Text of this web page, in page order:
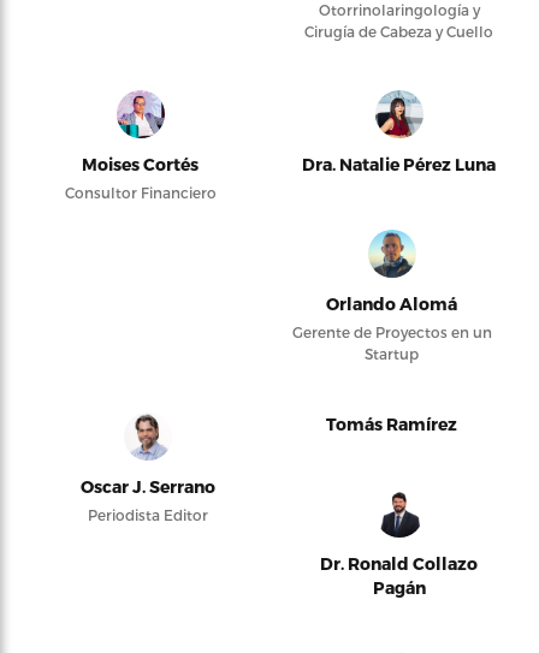
Otorrinolaringología y
Cirugía de Cabeza y Cuello
Moises Cortés
Consultor Financiero
Dra. Natalie Pérez Luna
Orlando Alomá
Gerente de Proyectos en un
Startup
Oscar J. Serrano
Periodista Editor
Tomás Ramírez
Dr. Ronald Collazo
Pagán